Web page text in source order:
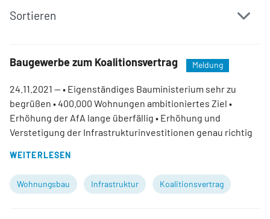
Sortieren
Baugewerbe zum Koalitionsvertrag Meldung
24.11.2021 — • Eigenständiges Bauministerium sehr zu
begrüßen • 400.000 Wohnungen ambitioniertes Ziel •
Erhöhung der AfA lange überfällig • Erhöhung und
Verstetigung der Infrastrukturinvestitionen genau richtig
WEITERLESEN
Wohnungsbau Infrastruktur Koalitionsvertrag